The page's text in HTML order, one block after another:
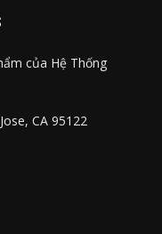
của Hệ Thống
CA 95122